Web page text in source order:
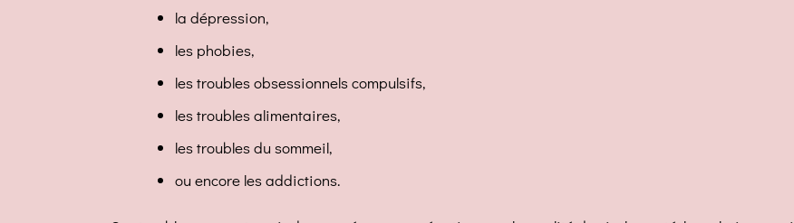
la dépression,
les phobies,
les troubles obsessionnels compulsifs,
les troubles alimentaires,
les troubles du sommeil,
ou encore les addictions.